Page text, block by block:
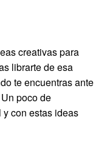
creativas para
librarte de esa
te encuentras ante
poco de
con estas ideas